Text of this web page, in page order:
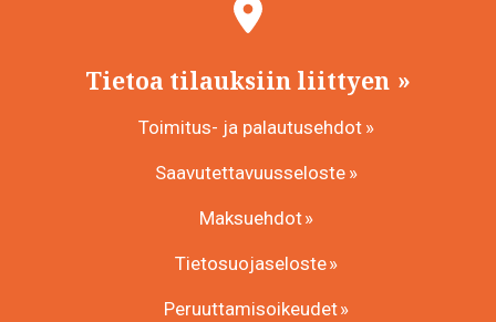
Tietoa tilauksiin liittyen
Toimitus- ja palautusehdot
Saavutettavuusseloste
Maksuehdot
Tietosuojaseloste
Peruuttamisoikeudet